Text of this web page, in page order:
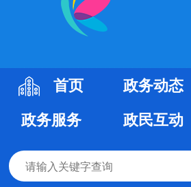
首页 政务动态
政务服务
政民互动